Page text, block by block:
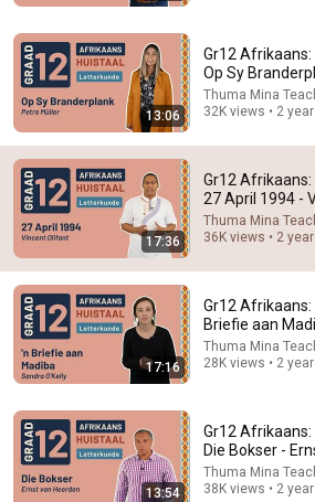
Gr12 Afrikaans: Huistaal
Philander
Thuma Mina Teaching • 33K views
13:06
Gr12 Afrikaans:
Op Sy
Thuma Mina
32K views • 2
17:36
Gr12 Afrikaans:
27 April 1994 -
Thuma Mina
36K views • 2
17:16
Gr12
Briefie aan
Thuma Mina
28K views • 2
13:54
Gr12 Afrikaans:
Die Bokser -
Thuma Mina
38K views • 2